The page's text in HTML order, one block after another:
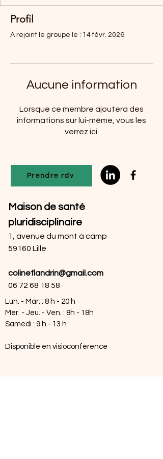
Profil
A rejoint le groupe le : 14 févr. 2026
Aucune information
Lorsque ce membre ajoutera des
informations sur lui-même, vous les
verrez ici.
Prendre rdv
Maison de santé
pluridisciplinaire
1, avenue du mont à camp
59160 Lille
colineflandrin@gmail.com
06 72 68 18 58
Lun. - Mar. : 8 h - 20 h
Mer. - Jeu. - Ven. : 8h - 18h
Samedi : 9 h - 13 h
Disponible en visioconférence